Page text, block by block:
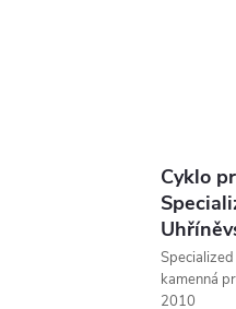
Cyklo
kamenná
2010